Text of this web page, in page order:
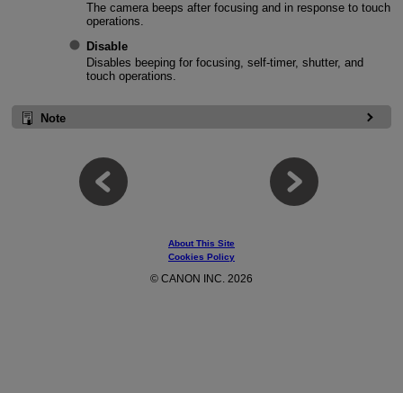
The camera beeps after focusing and in response to touch
operations.
Disable
Disables beeping for focusing, self-timer, shutter, and
touch operations.
Note
About This Site
Cookies Policy
© CANON INC. 2026